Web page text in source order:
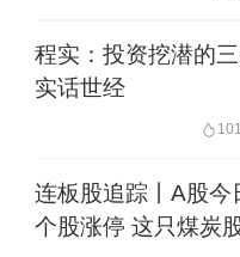
【机构观点】
沪
象，当前弱势格
有效，关注金融
程实：投资挖潜的三
实话世经
连板股追踪丨A股今
个股涨停 这只煤炭